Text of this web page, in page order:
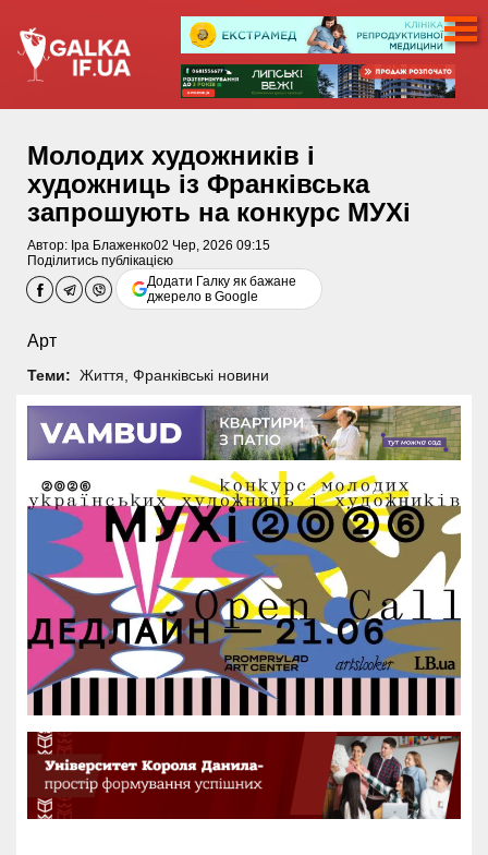
Молодих художників і
художниць із Франківська
запрошують на конкурс МУХі
Автор: Іра Блаженко02 Чер, 2026 09:15
Поділитись публікацією
Додати Галку як бажане
джерело в Google
Арт
Теми: Життя Франківські новини